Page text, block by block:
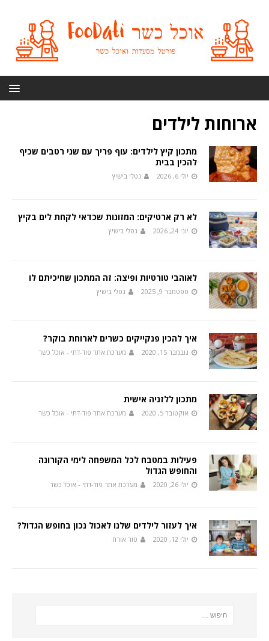
ארוחות לילדים
מתכון קיץ לילדים: עוף פריך עם שני רטבים שכיף
להכין בבית
יולי 6, 2026 נטלי בישיץ
לא רק ארטיקים: המזונות שכדאי לקחת לים בקיץ
יוני 24, 2026 נטלי בישיץ
לאוהבי טורטיות ופיצה: זה המתכון שחיכיתם לו
ספטמבר 9, 2025 נטלי בישיץ
איך להכין פנקייקים כשרים לארוחת בוקר?
נובמבר 15, 2020 מערכת אתר פוד-דתי - אוכל כשר
מתכון ללזניה אישית
אוקטובר 5, 2020 מערכת אתר פוד-דתי - אוכל כשר
פעילות במטבח לכל המשפחה לימי הקורונה
והחופש הגדול
יולי 26, 2020 מערכת אתר פוד-דתי - אוכל כשר
איך לעזור לילדים שלנו לאכול נכון בחופש הגדול?
יולי 12, 2020 טור אורח